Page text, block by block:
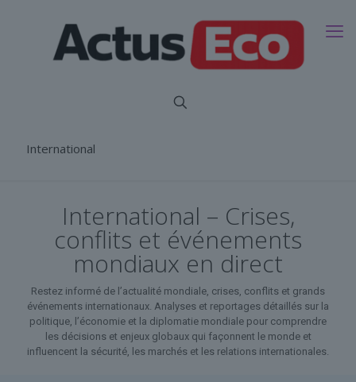
International
International – Crises,
conflits et événements
mondiaux en direct
Restez informé de l’actualité mondiale, crises, conflits et grands
événements internationaux. Analyses et reportages détaillés sur la
politique, l’économie et la diplomatie mondiale pour comprendre
les décisions et enjeux globaux qui façonnent le monde et
influencent la sécurité, les marchés et les relations internationales.